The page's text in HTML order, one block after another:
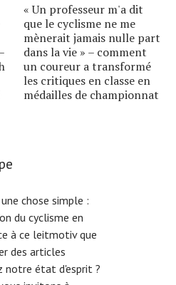
« Un professeur m'a dit
que le cyclisme ne me
mènerait jamais nulle part
dans la vie » – comment
un coureur a transformé
les critiques en classe en
médailles de championnat
chose simple :
du cyclisme en
à ce leitmotiv que
des articles
notre état d'esprit ?